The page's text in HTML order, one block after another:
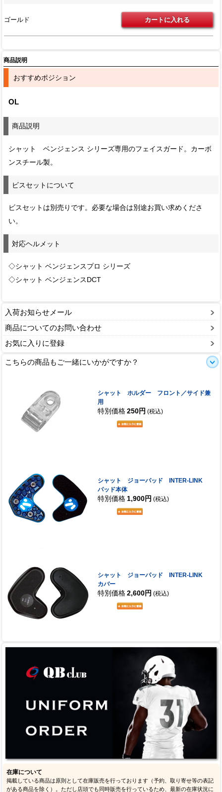
ゴールド
商品説明
おすすめポジション
OL
商品説明
シャット ベンジェンス シリーズ専用のフェイスガード。カーボ
ンスチール製。
ビスセットについて
ビスセットは別売りです。必要な場合は別途お買い求めくださ
い。
対応ヘルメット
◇シャット ベンジェンスプロ シリーズ
◇シャット ベンジェンスDCT
入荷お知らせメール
商品についてのお問い合わせ
お気に入りに登録
こちらの商品もご一緒にいかがですか？
シャット ホルダー フロント／サイド兼
用
特別価格 250円 (税込)
シャット ジョーパッド INTER-LINK
パッド本体
特別価格 1,900円 (税込)
シャット ジョーパッド INTER-LINK
カバー
特別価格 2,600円 (税込)
在庫について
掲載している商品は原則として在庫販売を行っております（予約、取り寄せ等の表記
がある商品を除く）。ただし店頭でも同時販売を行っているため、最新の在庫状況に